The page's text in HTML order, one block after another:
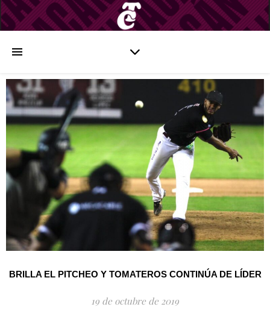
BRILLA EL PITCHEO Y TOMATEROS CONTINÚA DE LÍDER
19 de octubre de 2019